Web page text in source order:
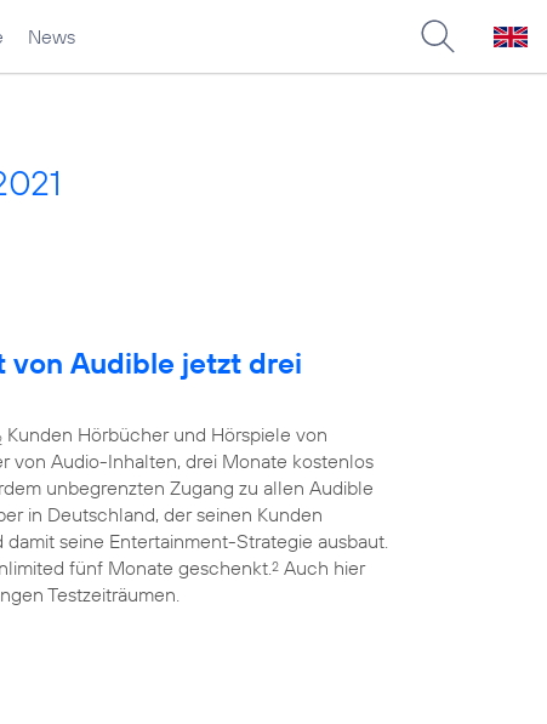
News
von Audible jetzt drei
Kunden Hörbücher und Hörspiele von
von Audio-Inhalten, drei Monate kostenlos
unbegrenzten Zugang zu allen Audible
in Deutschland, der seinen Kunden
seine Entertainment-Strategie ausbaut.
fünf Monate geschenkt.2 Auch hier
Testzeiträumen.